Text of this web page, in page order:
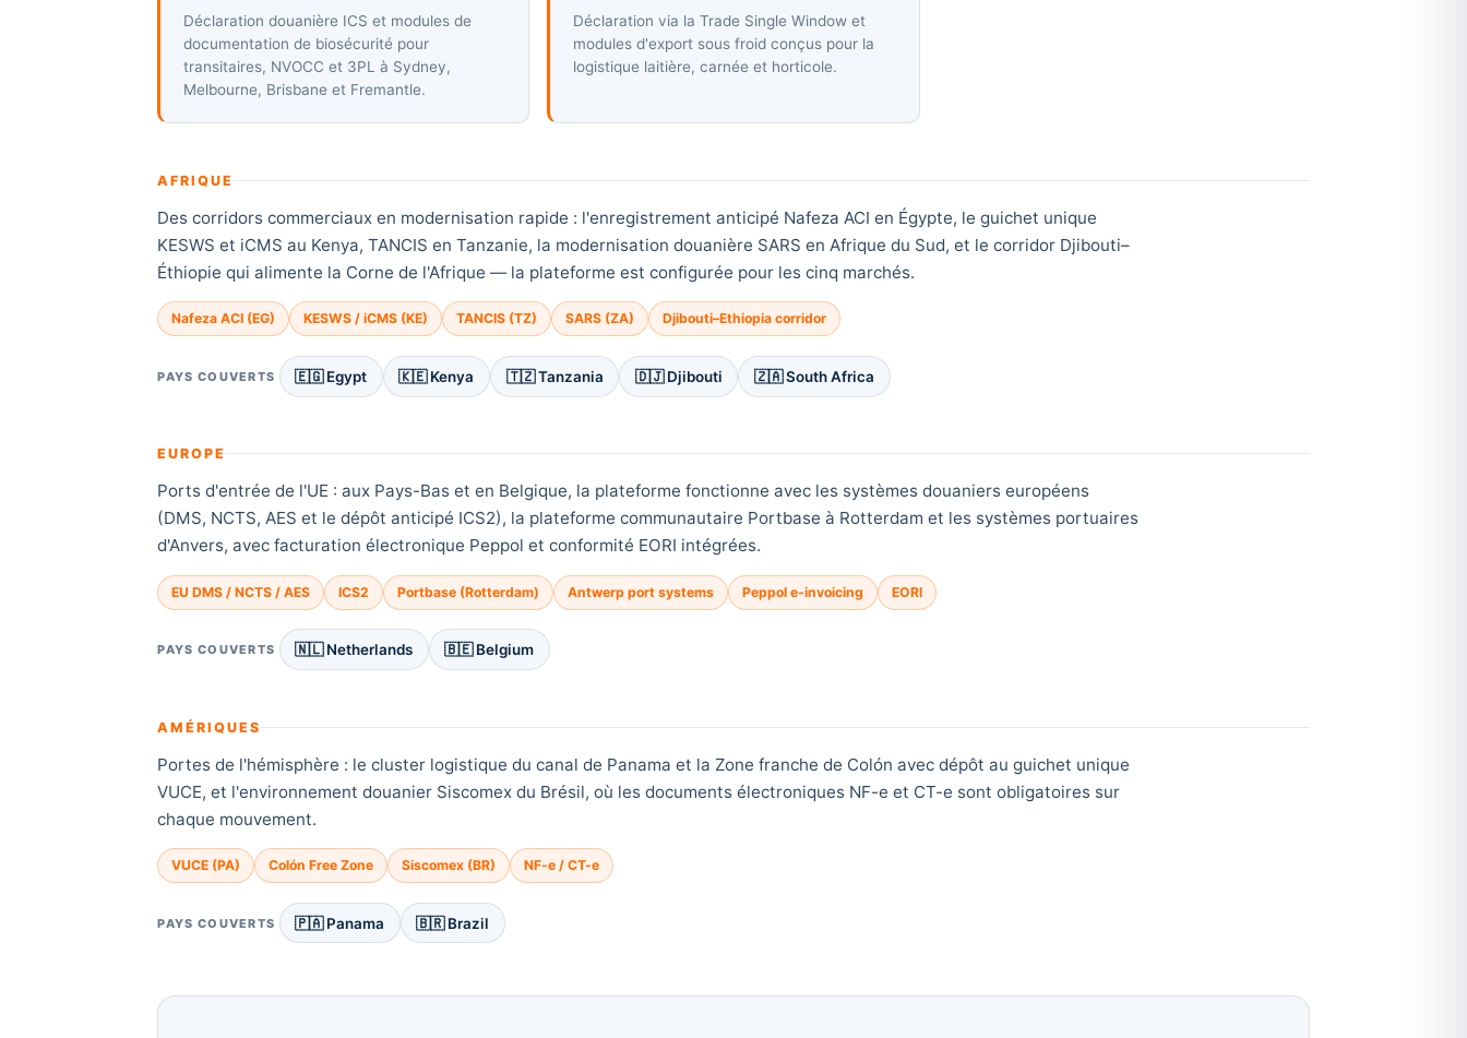
Déclaration douanière ICS et modules de
documentation de biosécurité pour
transitaires, NVOCC et 3PL à Sydney,
Melbourne, Brisbane et Fremantle.
Déclaration via la Trade Single Window et
modules d'export sous froid conçus pour la
logistique laitière, carnée et horticole.
AFRIQUE
Des corridors commerciaux en modernisation rapide : l'enregistrement anticipé Nafeza ACI en Égypte, le guichet unique
KESWS et iCMS au Kenya, TANCIS en Tanzanie, la modernisation douanière SARS en Afrique du Sud, et le corridor Djibouti–
Éthiopie qui alimente la Corne de l'Afrique — la plateforme est configurée pour les cinq marchés.
Nafeza ACI (EG) KESWS / iCMS (KE) TANCIS (TZ) SARS (ZA) Djibouti–Ethiopia corridor
PAYS COUVERTS 🇪🇬 Egypt 🇰🇪 Kenya 🇹🇿 Tanzania 🇩🇯 Djibouti 🇿🇦 South Africa
EUROPE
Ports d'entrée de l'UE : aux Pays-Bas et en Belgique, la plateforme fonctionne avec les systèmes douaniers européens
(DMS, NCTS, AES et le dépôt anticipé ICS2), la plateforme communautaire Portbase à Rotterdam et les systèmes portuaires
d'Anvers, avec facturation électronique Peppol et conformité EORI intégrées.
EU DMS / NCTS / AES ICS2 Portbase (Rotterdam) Antwerp port systems Peppol e-invoicing EORI
PAYS COUVERTS 🇳🇱 Netherlands 🇧🇪 Belgium
AMÉRIQUES
Portes de l'hémisphère : le cluster logistique du canal de Panama et la Zone franche de Colón avec dépôt au guichet unique
VUCE, et l'environnement douanier Siscomex du Brésil, où les documents électroniques NF-e et CT-e sont obligatoires sur
chaque mouvement.
VUCE (PA) Colón Free Zone Siscomex (BR) NF-e / CT-e
PAYS COUVERTS 🇵🇦 Panama 🇧🇷 Brazil